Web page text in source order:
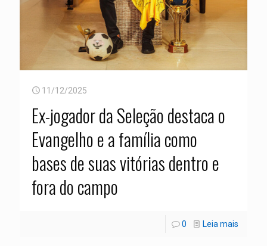
11/12/2025
Ex-jogador da Seleção destaca o
Evangelho e a família como
bases de suas vitórias dentro e
fora do campo
0 Leia mais